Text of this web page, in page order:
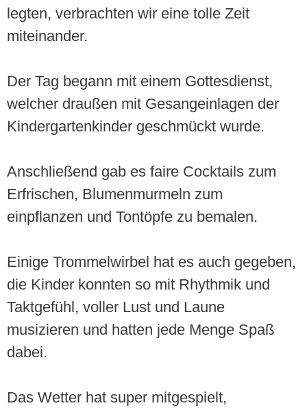
legten, verbrachten wir eine tolle Zeit
miteinander.
Der Tag begann mit einem Gottesdienst,
welcher draußen mit Gesangeinlagen der
Kindergartenkinder geschmückt wurde.
Anschließend gab es faire Cocktails zum
Erfrischen, Blumenmurmeln zum
einpflanzen und Tontöpfe zu bemalen.
Einige Trommelwirbel hat es auch gegeben,
die Kinder konnten so mit Rhythmik und
Taktgefühl, voller Lust und Laune
musizieren und hatten jede Menge Spaß
dabei.
Das Wetter hat super mitgespielt,